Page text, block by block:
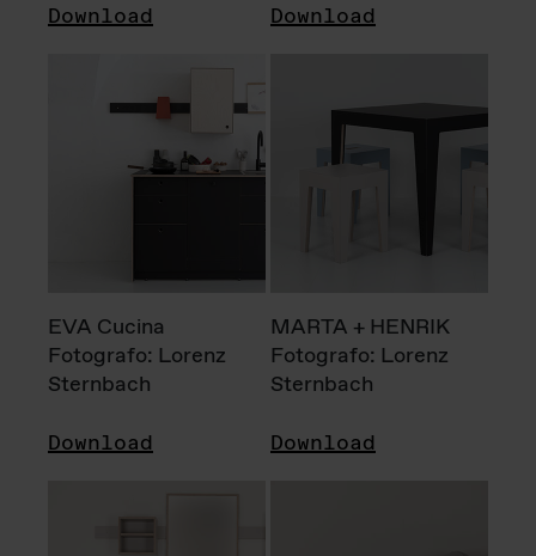
Download Download
EVA Cucina
Fotografo: Lorenz
Sternbach
Download
MARTA + HENRIK
Fotografo: Lorenz
Sternbach
Download